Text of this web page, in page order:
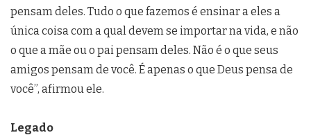
pensam deles. Tudo o que fazemos é ensinar a eles a
única coisa com a qual devem se importar na vida, e não
o que a mãe ou o pai pensam deles. Não é o que seus
amigos pensam de você. É apenas o que Deus pensa de
você”, afirmou ele.
Legado